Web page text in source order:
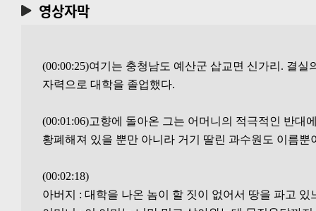
영상자막
(00:00:25)여기는 충청남도 예산군 삽교면 신가리. 결
자력으로 대학을 졸업했다.
(00:01:06)고향에 돌아온 그는 어머니의 적극적인 반대
황폐해져 있을 뿐만 아니라 거기 딸린 과수원도 이름
(00:02:18)
아버지 : 대학을 나온 놈이 할 짓이 없어서 땅을 파고 있